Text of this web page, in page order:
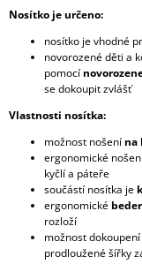
Nosítko je určeno:
nosítko je vhodné
novorozené děti a
pomocí
se dokoupit zvlášť
Vlastnosti nosítka:
možnost nošení na
ergonomické
kyčlí a páteře
součástí nosítka je
ergonomické
rozloží
možnost
prodloužené šířky